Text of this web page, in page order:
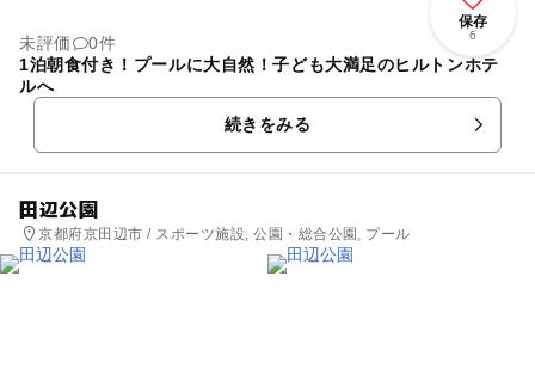
保存
6
未評価
0件
1泊朝食付き！プールに大自然！子ども大満足のヒルトンホテ
ルへ
続きをみる
田辺公園
京都府京田辺市 / スポーツ施設, 公園・総合公園, プール